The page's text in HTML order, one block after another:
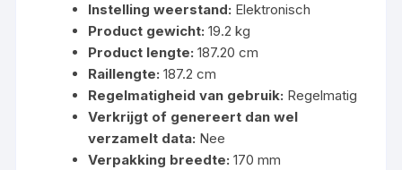
Instelling weerstand: Elektronisch
Product gewicht: 19.2 kg
Product lengte: 187.20 cm
Raillengte: 187.2 cm
Regelmatigheid van gebruik: Regelmatig
Verkrijgt of genereert dan wel
verzamelt data: Nee
Verpakking breedte: 170 mm